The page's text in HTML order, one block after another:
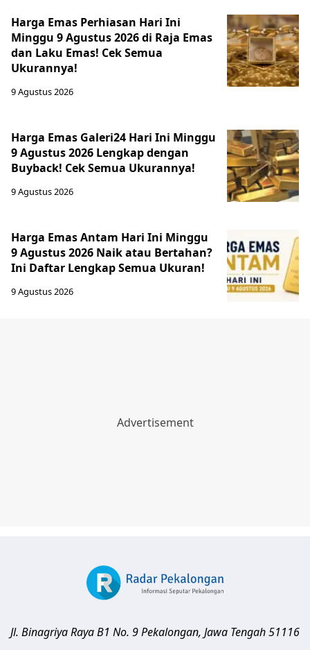
Harga Emas Perhiasan Hari Ini
Minggu 9 Agustus 2026 di Raja Emas
dan Laku Emas! Cek Semua
Ukurannya!
9 Agustus 2026
Harga Emas Galeri24 Hari Ini Minggu
9 Agustus 2026 Lengkap dengan
Buyback! Cek Semua Ukurannya!
9 Agustus 2026
Harga Emas Antam Hari Ini Minggu
9 Agustus 2026 Naik atau Bertahan?
Ini Daftar Lengkap Semua Ukuran!
9 Agustus 2026
Jl. Binagriya Raya B1 No. 9Pekalongan, Jawa Tengah51116